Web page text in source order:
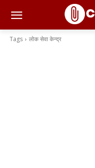
Tags लोक सेवा केन्द्र